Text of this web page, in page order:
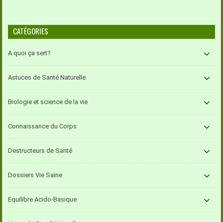
CATÉGORIES
A quoi ça sert?
Astuces de Santé Naturelle
Biologie et science de la vie
Connaissance du Corps
Destructeurs de Santé
Dossiers Vie Saine
Equilibre Acido-Basique